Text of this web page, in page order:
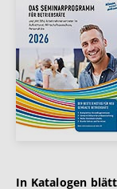
In Katalogen